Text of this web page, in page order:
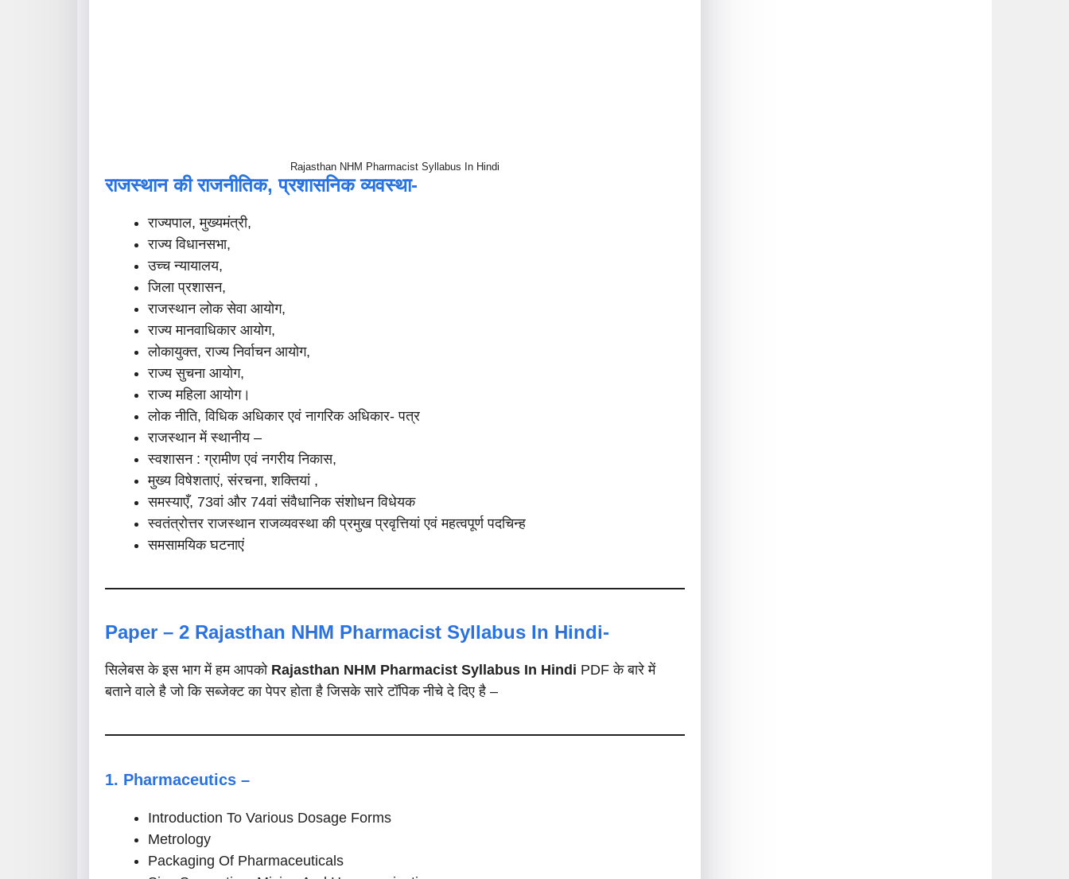
Rajasthan NHM Pharmacist Syllabus In Hindi
राजस्थान की राजनीतिक, प्रशासनिक व्यवस्था-
राज्यपाल, मुख्यमंत्री,
राज्य विधानसभा,
उच्च न्यायालय,
जिला प्रशासन,
राजस्थान लोक सेवा आयोग,
राज्य मानवाधिकार आयोग,
लोकायुक्त, राज्य निर्वाचन आयोग,
राज्य सुचना आयोग,
राज्य महिला आयोग।
लोक नीति, विधिक अधिकार एवं नागरिक अधिकार- पत्र
राजस्थान में स्थानीय –
स्वशासन : ग्रामीण एवं नगरीय निकास,
मुख्य विषेशताएं, संरचना, शक्तियां ,
समस्याएँ, 73वां और 74वां संवैधानिक संशोधन विधेयक
स्वतंत्रोत्तर राजस्थान राजव्यवस्था की प्रमुख प्रवृत्तियां एवं महत्वपूर्ण पदचिन्ह
समसामयिक घटनाएं
Paper – 2 Rajasthan NHM Pharmacist Syllabus In Hindi-
सिलेबस के इस भाग में हम आपको Rajasthan NHM Pharmacist Syllabus In Hindi PDF के बारे में
बताने वाले है जो कि सब्जेक्ट का पेपर होता है जिसके सारे टॉपिक नीचे दे दिए है –
1. Pharmaceutics –
Introduction To Various Dosage Forms
Metrology
Packaging Of Pharmaceuticals